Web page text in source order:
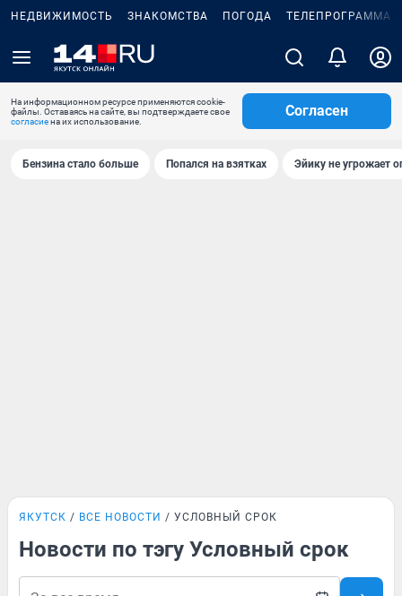
НЕДВИЖИМОСТЬ ЗНАКОМСТВА ПОГОДА ТЕЛЕПРОГРАММА
На информационном ресурсе применяются cookie-
файлы. Оставаясь на сайте, вы подтверждаете свое
согласиена их использование.
Согласен
Бензина стало больше Попался на взятках Эйику не угрожает
ЯКУТСК ВСЕ НОВОСТИ УСЛОВНЫЙ СРОК
Новости по тэгу Условный срок